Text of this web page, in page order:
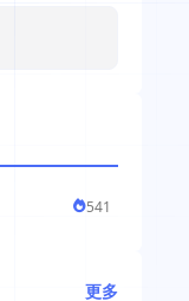
541
更多